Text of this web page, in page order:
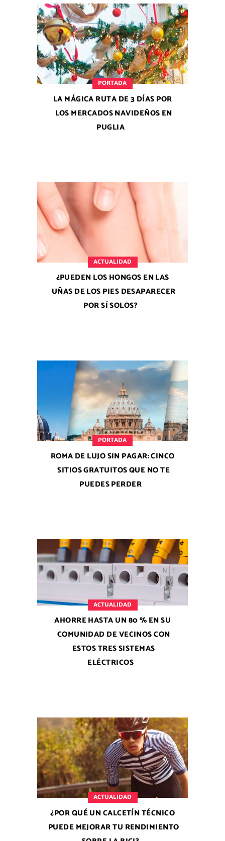
PORTADA
LA MÁGICA RUTA DE 3 DÍAS POR
LOS MERCADOS NAVIDEÑOS EN
PUGLIA
ACTUALIDAD
¿PUEDEN LOS HONGOS EN LAS
UÑAS DE LOS PIES DESAPARECER
POR SÍ SOLOS?
PORTADA
ROMA DE LUJO SIN PAGAR: CINCO
SITIOS GRATUITOS QUE NO TE
PUEDES PERDER
ACTUALIDAD
AHORRE HASTA UN 80 % EN SU
COMUNIDAD DE VECINOS CON
ESTOS TRES SISTEMAS
ELÉCTRICOS
ACTUALIDAD
¿POR QUÉ UN CALCETÍN TÉCNICO
PUEDE MEJORAR TU RENDIMIENTO